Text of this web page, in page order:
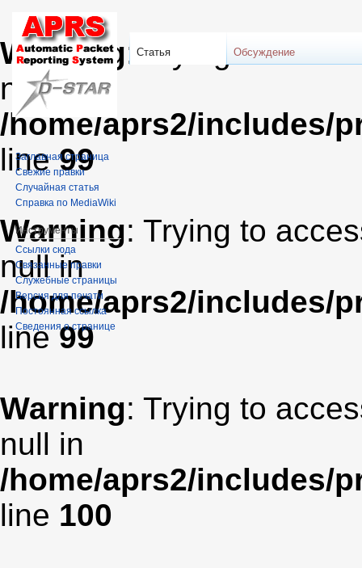
Warning: Trying to
null in
/home/aprs2/includes/
line99
Warning: Trying to
null in
/home/aprs2/includes/
line99
Warning: Trying to
null in
/home/aprs2/includes/
line 100
Статья Обсуждение
Заглавная страница
Свежие правки
Случайная статья
Справка по MediaWiki
Инструменты
Ссылки сюда
Связанные правки
Служебные страницы
Версия для печати
Постоянная ссылка
Сведения о странице